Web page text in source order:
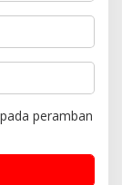
peramban